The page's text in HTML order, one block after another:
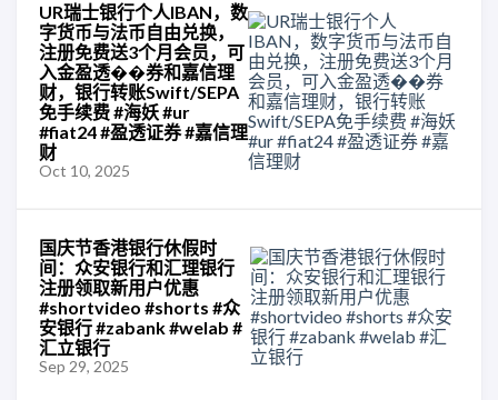
UR瑞士银行个人IBAN，数
字货币与法币自由兑换，
注册免费送3个月会员，可
入金盈透��券和嘉信理
财，银行转账Swift/SEPA
免手续费 #海妖 #ur
#fiat24 #盈透证券 #嘉信理
财
Oct 10, 2025
国庆节香港银行休假时
间：众安银行和汇理银行
注册领取新用户优惠
#shortvideo #shorts #众
安银行 #zabank #welab #
汇立银行
Sep 29, 2025